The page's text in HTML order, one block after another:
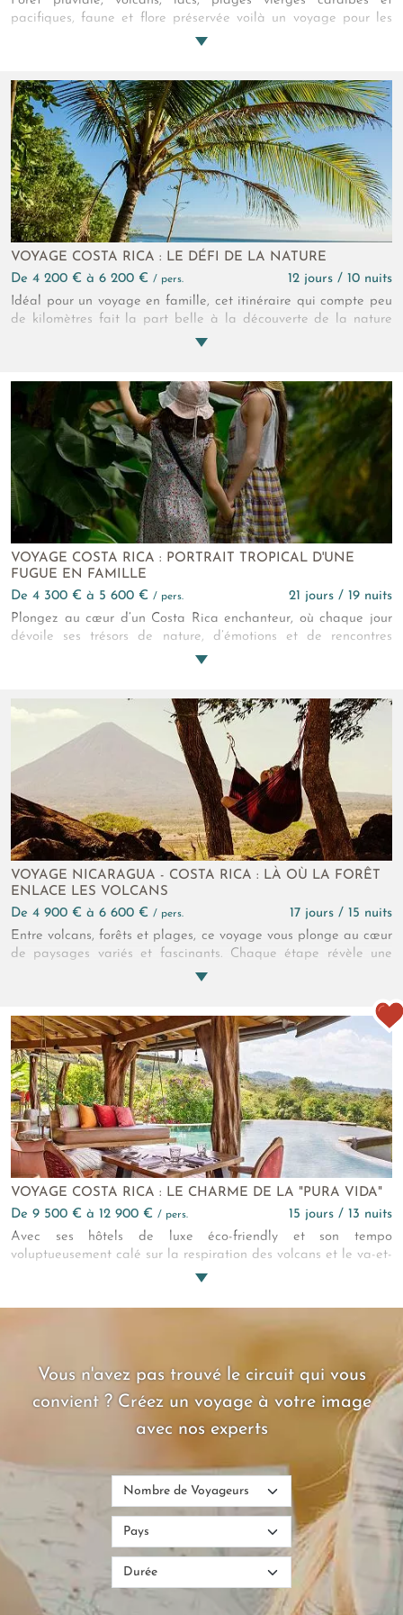
pacifiques, faune et flore préservée voilà un voyage pour les
amoureux de belle nature sauvage. De magnifiques éco-lodges
VOYAGE COSTA RICA : LE DÉFI DE LA NATURE
de 4 200 € à 6 200 € / pers.
12 jours / 10 nuits
Idéal pour un voyage en famille, cet itinéraire qui compte peu
de kilomètres fait la part belle à la découverte de la nature
tropicale. Nul doute que vos enfants adoreront marcher au-
VOYAGE COSTA RICA : PORTRAIT TROPICAL D'UNE
FUGUE EN FAMILLE
de 4 300 € à 5 600 € / pers.
21 jours / 19 nuits
Plongez au cœur d’un Costa Rica enchanteur, où chaque jour
dévoile ses trésors de nature, d’émotions et de rencontres
authentiques. Un circuit de 3 semaines, 21 jours
sauvages.
VOYAGE NICARAGUA - COSTA RICA : LÀ OÙ LA FORÊT
ENLACE LES VOLCANS
de 4 900 € à 6 600 € / pers.
17 jours / 15 nuits
Entre volcans, forêts et plages, ce voyage vous plonge au cœur
de paysages variés et fascinants. Chaque étape révèle une
facette différente de la vie tropicale, des villages pittoresques
VOYAGE COSTA RICA : LE CHARME DE LA "PURA VIDA"
de 9 500 € à 12 900 € / pers.
15 jours / 13 nuits
Avec ses hôtels de luxe éco-friendly et son tempo
voluptueusement calé sur la respiration des volcans et le va-et-
vient de l’océan, ce circuit nature au Costa Rica est le plus bel
Et son plus grand témoignage ! Yogis, surfeurs et autres
Vous n'avez pas trouvé le circuit qui vous
convient ? Créez un voyage à votre image
avec nos experts